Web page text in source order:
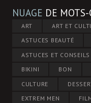
NUAGE DE MOTS-
ART ART ET
ASTUCES BEAUTÉ
ASTUCES ET CONSEILS
BIKINI
BON
CULTURE
EXTREM MEN